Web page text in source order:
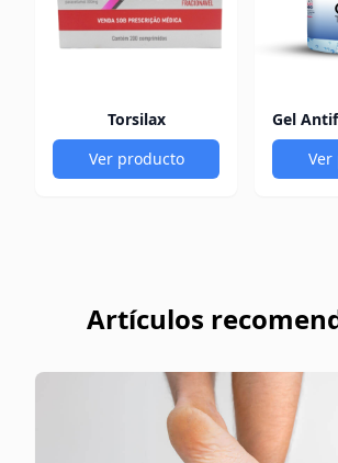
Torsilax
Ver producto
Ver
Artículos